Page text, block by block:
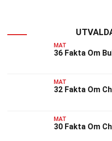
MAT
36 Fakta Om
MAT
32 Fakta Om
MAT
30 Fakta Om